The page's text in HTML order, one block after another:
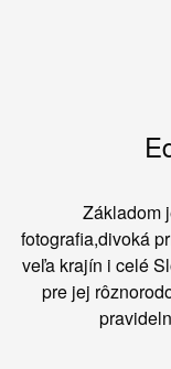
Základom
fotografia,divoká
veľa krajín i celé
pre jej